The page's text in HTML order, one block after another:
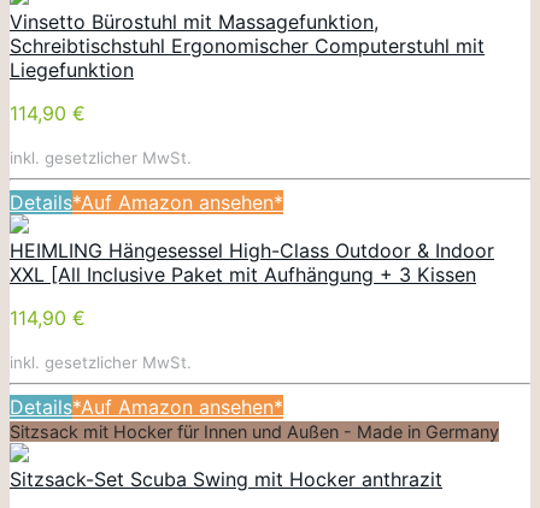
Vinsetto Bürostuhl mit Massagefunktion,
Schreibtischstuhl Ergonomischer Computerstuhl mit
Liegefunktion
114,90 €
inkl. gesetzlicher MwSt.
Details*Auf Amazon ansehen*
HEIMLING Hängesessel High-Class Outdoor & Indoor
XXL [All Inclusive Paket mit Aufhängung + 3 Kissen
114,90 €
inkl. gesetzlicher MwSt.
Details*Auf Amazon ansehen*
Sitzsack mit Hocker für Innen und Außen - Made in Germany
Sitzsack-Set Scuba Swing mit Hocker anthrazit